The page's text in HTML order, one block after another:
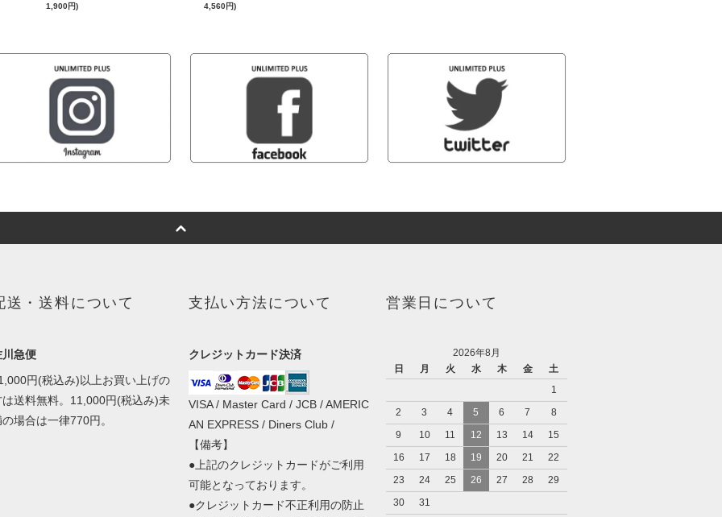
1,900円)
4,560円)
送・送料について
川急便
円(税込み)以上お買い上げの
は送料無料。11,000円(税込み)未
場合は一律770円。
支払い方法について
クレジットカード決済
VISA / Master Card / JCB / AMERIC
AN EXPRESS / Diners Club /
【備考】
●上記のクレジットカードがご利用
可能となっております。
●クレジットカード不正利用の防止
営業日について
2026年8月
日
月 火 水 木 金
土
1
2
3 4 5 6 7
8
9
10 11 12 13 14
15
16
17 18 19 20 21
22
23
24 25 26 27 28
29
30
31